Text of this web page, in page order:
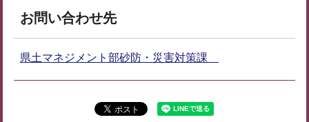
お問い合わせ先
県土マネジメント部砂防・災害対策課